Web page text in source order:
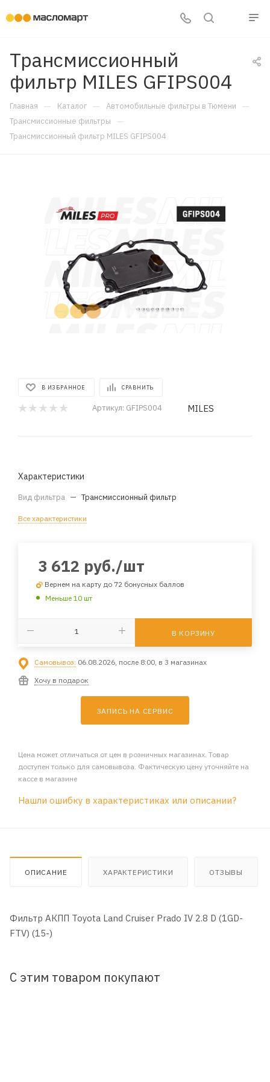
Трансмиссионный
фильтр MILES GFIPS004
Главная — Каталог — Автомобильные фильтры в Тюмени —
Трансмиссионные фильтры —
Трансмиссионный фильтр MILES GFIPS004
В ИЗБРАННОЕ СРАВНИТЬ
Артикул: GFIPS004 MILES
Характеристики
Вид фильтра — Трансмиссионный фильтр
Все характеристики
3 612 руб./шт
Вернем на карту до 72 бонусных баллов
Меньше 10 шт
В КОРЗИНУ
Самовывоз: 06.08.2026, после 8:00, в 3 магазинах
Хочу в подарок
ЗАПИСЬ НА СЕРВИС
Цена может отличаться от цен в розничных магазинах. Товар
доступен только для самовывоза. Фактическую цену уточняйте на
кассе в магазине
Нашли ошибку в характеристиках или описании?
ОПИСАНИЕ ХАРАКТЕРИСТИКИ ОТЗЫВЫ
Фильтр АКПП Toyota Land Cruiser Prado IV 2.8 D (1GD-
FTV) (15-)
С этим товаром покупают